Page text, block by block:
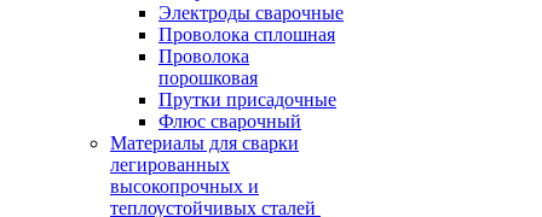
Электроды сварочные
Проволока сплошная
Проволока
порошковая
Прутки присадочные
Флюс сварочный
Материалы для сварки
легированных
высокопрочных и
теплоустойчивых сталей